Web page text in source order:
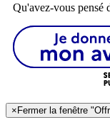
Qu'avez-vous pensé
× Fermer la fenêtre